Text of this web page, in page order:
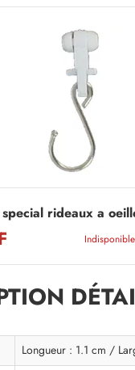
rideaux a
Indisponible
Longueur : 1.1 cm /